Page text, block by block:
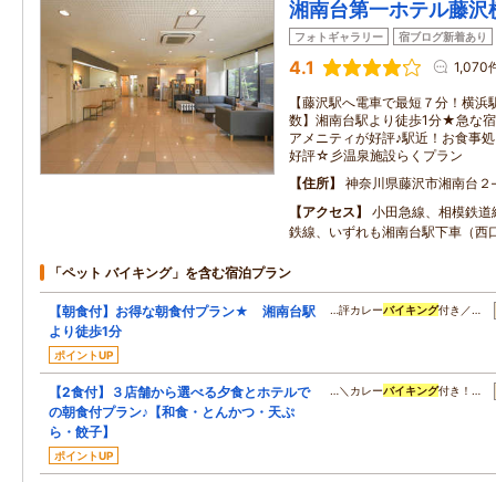
湘南台第一ホテル藤沢
フォトギャラリー 宿ブログ新着あり
4.1 1,070
【藤沢駅へ電車で最短７分！横
数】湘南台駅より徒歩1分★急な
アメニティが好評♪駅近！お食事
好評☆彡温泉施設らくプラン
住所
神奈川県藤沢市湘南台
アクセス
小田急線、相模鉄
鉄線、いずれも湘南台駅下車（西
「ペット バイキング」を含む宿泊プラン
【朝食付】お得な朝食付プラン★ 湘南台駅
より徒歩1分
ポイントUP
…評カレーバイキング付き／…
【2食付】３店舗から選べる夕食とホテルで
の朝食付プラン♪【和食・とんかつ・天ぷ
ら・餃子】
ポイントUP
…＼カレーバイキング付き！…